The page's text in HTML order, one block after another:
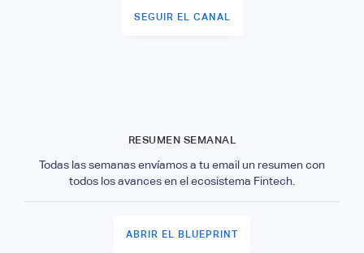
SEGUIR EL CANAL
RESUMEN SEMANAL
Todas las semanas envíamos a tu email un resumen con
todos los avances en el ecosistema Fintech.
ABRIR EL BLUEPRINT